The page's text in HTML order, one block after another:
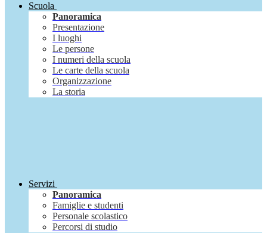
Scuola
Panoramica
Presentazione
I luoghi
Le persone
I numeri della scuola
Le carte della scuola
Organizzazione
La storia
Servizi
Panoramica
Famiglie e studenti
Personale scolastico
Percorsi di studio